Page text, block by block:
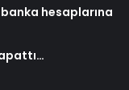
banka hesaplarına